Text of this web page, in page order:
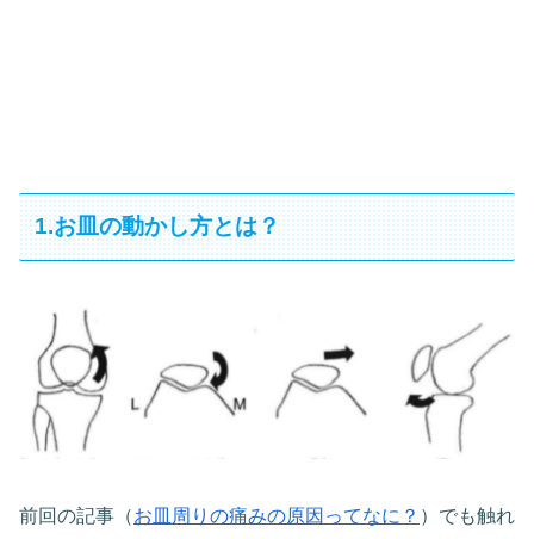
1.お皿の動かし方とは？
前回の記事（お皿周りの痛みの原因ってなに？ ）でも触れ